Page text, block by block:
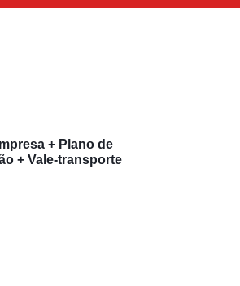
+ Plano de
+ Vale-transporte